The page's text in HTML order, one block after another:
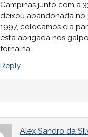
Campinas junto com a
deixou abandonada no
1997, colocamos ela
esta abrigada nos
fornalha.
Reply
Alex Sandro da